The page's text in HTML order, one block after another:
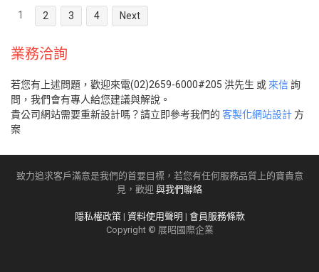
1 2 3 4 Next
業務洽詢
若您有上述問題，歡迎來電(02)2659-6000#205 洪先生 或 來信詢
問，我們會有專人給您建議與解說。
貴公司網站需要重新設計嗎？請立即參考我們的 客製化網站設計 方
案
致力追求客戶滿意是我們的首要目標，若您有任何服務品質上的寶貴意
見，歡迎 與我們聯絡
隱私權政策| 資料使用聲明 | 會員服務條款
Copyright © 展昭國際企業